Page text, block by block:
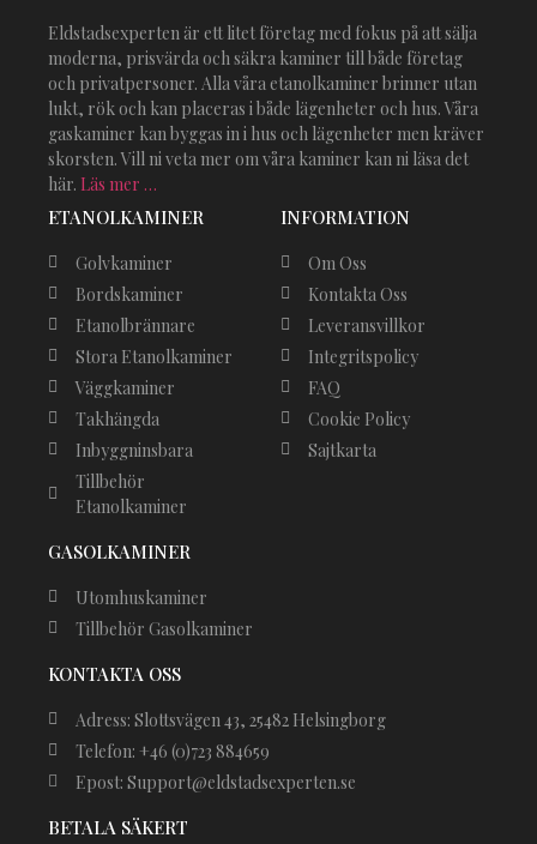
Eldstadsexperten är ett litet företag med fokus på att sälja
moderna, prisvärda och säkra kaminer till både företag
och privatpersoner. Alla våra etanolkaminer brinner utan
lukt, rök och kan placeras i både lägenheter och hus. Våra
gaskaminer kan byggas in i hus och lägenheter men kräver
skorsten. Vill ni veta mer om våra kaminer kan ni läsa det
här. Läs mer …
ETANOLKAMINER
Golvkaminer
Bordskaminer
Etanolbrännare
Stora Etanolkaminer
Väggkaminer
Takhängda
Inbyggninsbara
Tillbehör
Etanolkaminer
GASOLKAMINER
Utomhuskaminer
Tillbehör Gasolkaminer
INFORMATION
Om Oss
Kontakta Oss
Leveransvillkor
Integritspolicy
FAQ
Cookie Policy
Sajtkarta
KONTAKTA OSS
Adress: Slottsvägen 43, 25482 Helsingborg
Telefon: +46 (0)723 884659
Epost: Support@eldstadsexperten.se
BETALA SÄKERT